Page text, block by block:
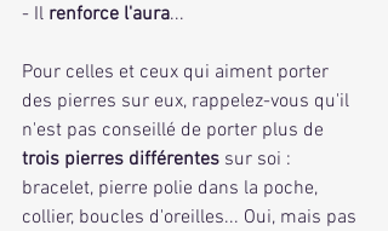
- Il renforce l'aura...
Pour celles et ceux qui aiment porter
des pierres sur eux, rappelez-vous qu'il
n'est pas conseillé de porter plus de
trois pierres différentes sur soi :
bracelet, pierre polie dans la poche,
collier, boucles d'oreilles... Oui, mais pas